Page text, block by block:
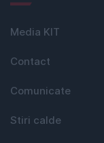
Media KIT
Contact
Comunicate
Stiri calde